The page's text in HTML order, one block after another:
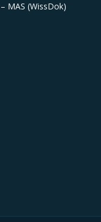
MAS (WissDok)